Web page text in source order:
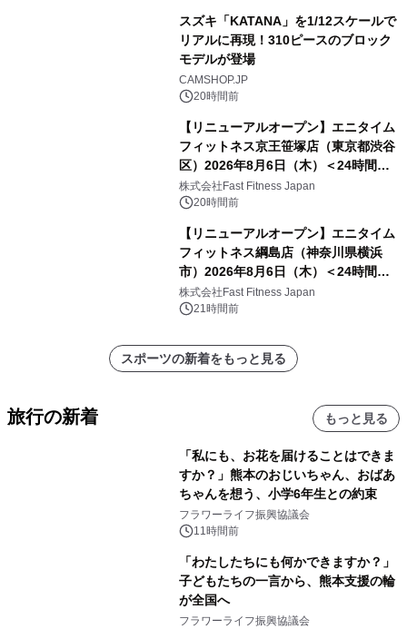
スズキ「KATANA」を1/12スケールで
リアルに再現！310ピースのブロック
モデルが登場
CAMSHOP.JP
20時間前
【リニューアルオープン】エニタイム
フィットネス京王笹塚店（東京都渋谷
区）2026年8月6日（木）＜24時間年
中無休のフィットネスジム＞
株式会社Fast Fitness Japan
20時間前
【リニューアルオープン】エニタイム
フィットネス綱島店（神奈川県横浜
市）2026年8月6日（木）＜24時間年
中無休のフィットネスジム＞
株式会社Fast Fitness Japan
21時間前
スポーツの新着をもっと見る
旅行の新着 もっと見る
「私にも、お花を届けることはできま
すか？」熊本のおじいちゃん、おばあ
ちゃんを想う、小学6年生との約束
フラワーライフ振興協議会
11時間前
「わたしたちにも何かできますか？」
子どもたちの一言から、熊本支援の輪
が全国へ
フラワーライフ振興協議会